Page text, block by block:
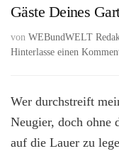
Gäste Deines
von WEBundWELT
Hinterlasse einen
Wer durchstreift
Neugier, doch ohne
auf die Lauer zu